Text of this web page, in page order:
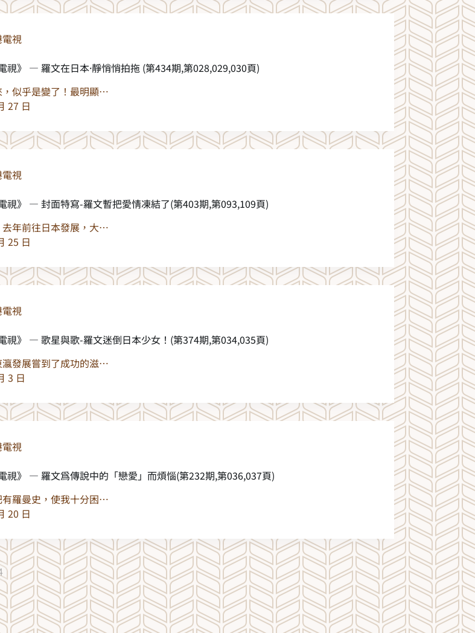
視
視》 — 羅文在日本·靜悄悄拍拖 (第434期,第028,029,030頁)
似乎是變了！最明顯…
27 日
視
視》 — 封面特寫-羅文暫把愛情凍結了(第403期,第093,109頁)
年前往日本發展，大…
25 日
視
視》 — 歌星與歌-羅文迷倒日本少女！(第374期,第034,035頁)
發展嘗到了成功的滋…
3 日
視
視》 — 羅文爲傳說中的「戀愛」而煩惱(第232期,第036,037頁)
有羅曼史，使我十分困…
20 日